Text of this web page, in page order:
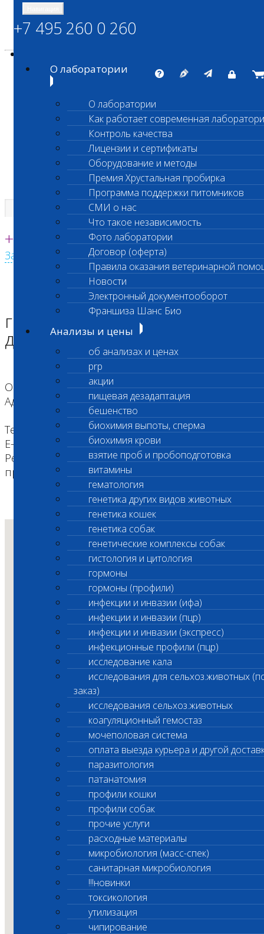
ШАНС БИО
Независимая ветеринарная лаборатория
Единая круглосуточная справочная
+7 495 260 0 260
Заказать звонок с сайта
+7 495 260 0 260
О лаборатории
О лаборатории
Как работает современная
Контроль качества
Лицензии и сертификаты
Оборудование и методы
Премия Хрустальная пробирка
Программа поддержки питомников
СМИ о нас
Что такое независимость
Фото лаборатории
Договор (оферта)
Правила оказания ветеринарной
Новости
Электронный документооборот
Франшиза Шанс Био
Анализы и цены
об анализах и ценах
prp
акции
пищевая дезадаптация
бешенство
биохимия выпоты, сперма
биохимия крови
взятие проб и пробоподготовка
витамины
гематология
генетика других видов животных
генетика кошек
генетика собак
генетические комплексы собак
гистология и цитология
гормоны
гормоны (профили)
инфекции и инвазии (ифа)
инфекции и инвазии (пцр)
инфекции и инвазии (экспресс)
инфекционные профили (пцр)
исследование кала
исследования для сельхоз.животных
заказ)
исследования сельхоз.животных
коагуляционный гемостаз
мочеполовая система
оплата выезда курьера и другой
паразитология
патанатомия
профили кошки
профили собак
прочие услуги
расходные материалы
микробиология (масс-спек)
санитарная микробиология
!!!новинки
токсикология
утилизация
чипирование
Главная страница
Адреса лабораторий
Адреса лабораторий
г. Коломна, ул. Добролюбова
дом 17А
Область деятельности: Экспресс исследования
Адрес: г. Коломна, ул. Добролюбова дом 17А
Телефон: +7 (495) 260-0-260
E-mail: kolomna@vetlab.ru
Режим работы: с 9:00-19:00. Забор материала,
прием и регистрация с 9:00 до 18:00